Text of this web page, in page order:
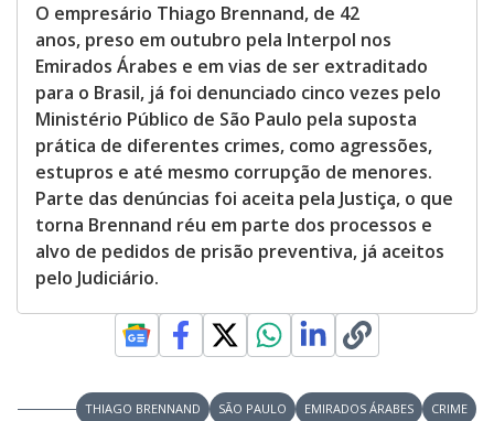
O empresário Thiago Brennand, de 42
anos, preso em outubro pela Interpol nos
Emirados Árabes e em vias de ser extraditado
para o Brasil, já foi denunciado cinco vezes pelo
Ministério Público de São Paulo pela suposta
prática de diferentes crimes, como agressões,
estupros e até mesmo corrupção de menores.
Parte das denúncias foi aceita pela Justiça, o que
torna Brennand réu em parte dos processos e
alvo de pedidos de prisão preventiva, já aceitos
pelo Judiciário.
THIAGO BRENNAND SÃO PAULO EMIRADOS ÁRABES
CRIME